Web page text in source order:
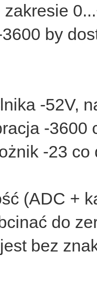
by
-52V,
-3600
-23 co
(ADC +
do
bez